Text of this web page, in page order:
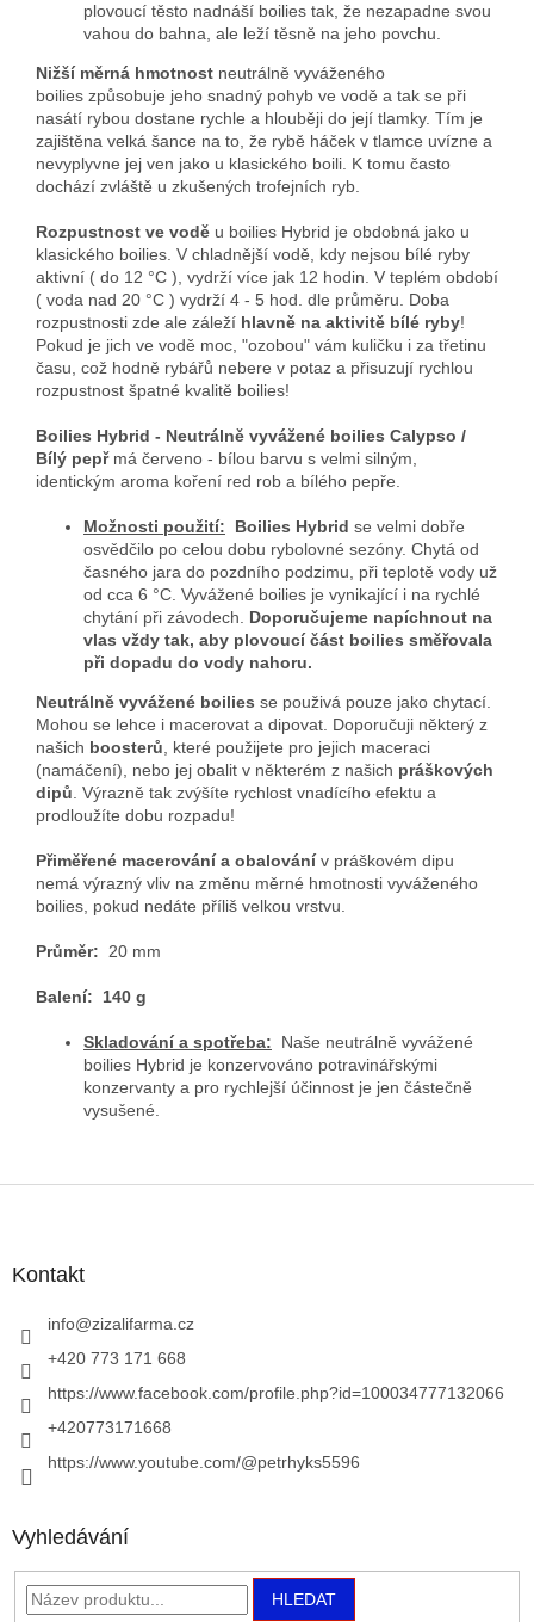
plovoucí těsto nadnáší boilies tak, že nezapadne svou
vahou do bahna, ale leží těsně na jeho povchu.
Nižší měrná hmotnost neutrálně vyváženého
boilies způsobuje jeho snadný pohyb ve vodě a tak se při
nasátí rybou dostane rychle a hlouběji do její tlamky. Tím je
zajištěna velká šance na to, že rybě háček v tlamce uvízne a
nevyplyvne jej ven jako u klasického boili. K tomu často
dochází zvláště u zkušených trofejních ryb.
Rozpustnost ve vodě u boilies Hybrid je obdobná jako u
klasického boilies. V chladnější vodě, kdy nejsou bílé ryby
aktivní ( do 12 °C ), vydrží více jak 12 hodin. V teplém období
( voda nad 20 °C ) vydrží 4 - 5 hod. dle průměru. Doba
rozpustnosti zde ale záleží hlavně na aktivitě bílé ryby!
Pokud je jich ve vodě moc, "ozobou" vám kuličku i za třetinu
času, což hodně rybářů nebere v potaz a přisuzují rychlou
rozpustnost špatné kvalitě boilies!
Boilies Hybrid - Neutrálně vyvážené boilies Calypso /
Bílý pepřmá červeno - bílou barvu s velmi silným,
identickým aroma koření red rob a bílého pepře.
Možnosti použití: Boilies Hybrid se velmi dobře
osvědčilo po celou dobu rybolovné sezóny. Chytá od
časného jara do pozdního podzimu, při teplotě vody už
od cca 6 °C. Vyvážené boilies je vynikající i na rychlé
chytání při závodech. Doporučujeme napíchnout na
vlas vždy tak, aby plovoucí část boilies směřovala
při dopadu do vody nahoru.
Neutrálně vyvážené boilies se použivá pouze jako chytací.
Mohou se lehce i macerovat a dipovat. Doporučuji některý z
našich boosterů, které použijete pro jejich maceraci
(namáčení), nebo jej obalit v některém z našich práškových
dipů. Výrazně tak zvýšíte rychlost vnadícího efektu a
prodloužíte dobu rozpadu!
Přiměřené macerování a obalovánív práškovém dipu
nemá výrazný vliv na změnu měrné hmotnosti vyváženého
boilies, pokud nedáte příliš velkou vrstvu.
Průměr: 20 mm
Balení: 140 g
Skladování a spotřeba: Naše neutrálně vyvážené
boilies Hybrid je konzervováno potravinářskými
konzervanty a pro rychlejší účinnost je jen částečně
vysušené.
Kontakt
info@zizalifarma.cz
+420 773 171 668
https://www.facebook.com/profile.php?id=100034777132066
+420773171668
https://www.youtube.com/@petrhyks5596
Vyhledávání
HLEDAT